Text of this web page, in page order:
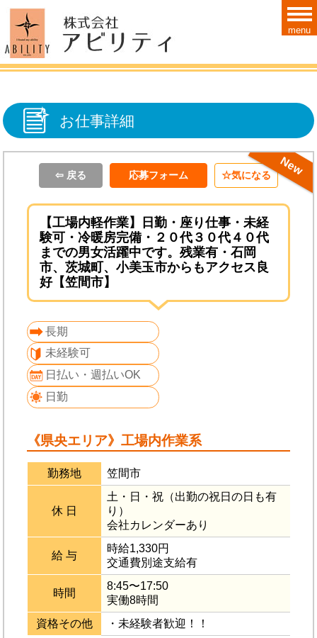
お仕事詳細
ＮＥＷ！！
⇦ 戻る 応募フォーム 気になる
【工場内軽作業】日勤・座り仕事・未経
験可・冷暖房完備・２０代３０代４０代
までの男女活躍中です。残業有・石岡
市、茨城町、小美玉市からもアクセス良
好【笠間市】
長期
未経験可
日払い・週払いOK
日勤
《県央エリア》工場内作業系
勤務地 笠間市
休 日
土・日・祝（出勤の祝日の日も有
り）
会社カレンダーあり
給 与
時給1,330円
交通費別途支給有
時間
8:45〜17:50
実働8時間
資格その他
・未経験者歓迎！！
menu